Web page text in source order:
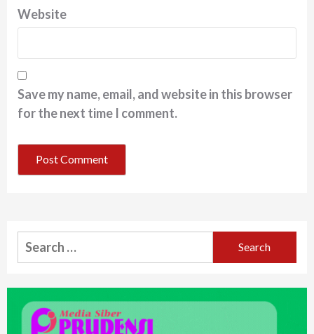
Website
Save my name, email, and website in this browser
for the next time I comment.